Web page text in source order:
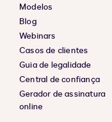
Modelos
Blog
Webinars
Casos de clientes
Guia de legalidade
Central de confiança
Gerador de assinatura
online